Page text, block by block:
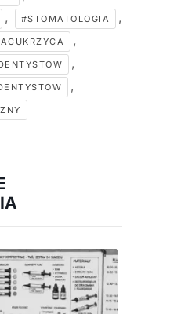
, #STOMATOLOGIA ,
,
,
,